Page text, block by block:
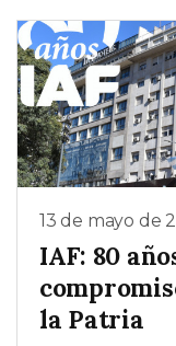
13 de mayo de
IAF: 80
la Patria